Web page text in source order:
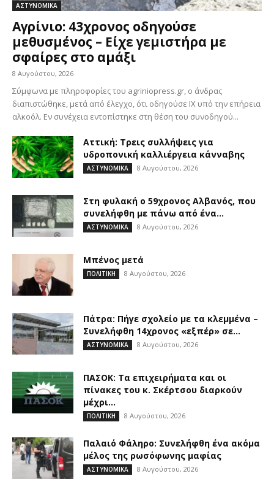
ΑΣΤΥΝΟΜΙΚΑ
Αγρίνιο: 43χρονος οδηγούσε
μεθυσμένος – Είχε γεμιστήρα με
σφαίρες στο αμάξι
8 Αυγούστου, 2026
Σύμφωνα με πληροφορίες του agriniopress.gr, ο άνδρας
διαπιστώθηκε, μετά από έλεγχο, ότι οδηγούσε ΙΧ υπό την επήρεια
αλκοόλ. Εν συνέχεια εντοπίστηκε στη θέση του συνοδηγού...
Αττική: Τρεις συλλήψεις για
υδροπονική καλλιέργεια κάνναβης
ΑΣΤΥΝΟΜΙΚΑ 8 Αυγούστου, 2026
Στη φυλακή ο 59χρονος Αλβανός, που
συνελήφθη με πάνω από ένα...
ΑΣΤΥΝΟΜΙΚΑ 8 Αυγούστου, 2026
Μπένος μετά
ΠΟΛΙΤΙΚΗ 8 Αυγούστου, 2026
Πάτρα: Πήγε σχολείο με τα κλεμμένα –
Συνελήφθη 14χρονος «εξπέρ» σε...
ΑΣΤΥΝΟΜΙΚΑ 8 Αυγούστου, 2026
ΠΑΣΟΚ: Τα επιχειρήματα και οι
πίνακες του κ. Σκέρτσου διαρκούν
μέχρι...
ΠΟΛΙΤΙΚΗ 8 Αυγούστου, 2026
Παλαιό Φάληρο: Συνελήφθη ένα ακόμα
μέλος της ρωσόφωνης μαφίας
ΑΣΤΥΝΟΜΙΚΑ 8 Αυγούστου, 2026